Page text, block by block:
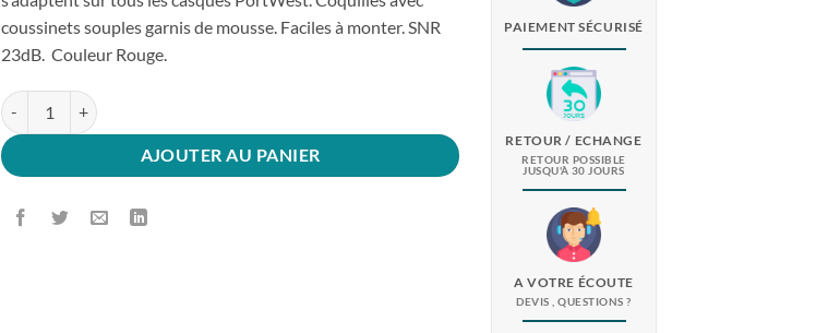
coussinets souples garnis de mousse. Faciles à monter. SNR
23dB. Couleur Rouge.
quantité de Coquilles Adaptables sur Casque PortWest
AJOUTER AU PANIER
PAIEMENT SÉCURISÉ
RETOUR / ECHANGE
RETOUR POSSIBLE
JUSQU'À 30 JOURS
A VOTRE ÉCOUTE
DEVIS , QUESTIONS ?